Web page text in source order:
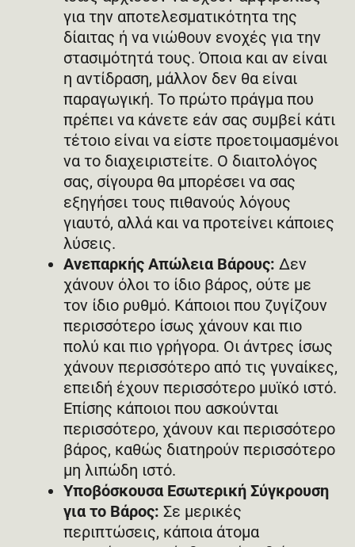
για την αποτελεσματικότητα της
δίαιτας ή να νιώθουν ενοχές για την
στασιμότητά τους. Όποια και αν είναι
η αντίδραση, μάλλον δεν θα είναι
παραγωγική. Το πρώτο πράγμα που
πρέπει να κάνετε εάν σας συμβεί κάτι
τέτοιο είναι να είστε προετοιμασμένοι
να το διαχειριστείτε. Ο διαιτολόγος
σας, σίγουρα θα μπορέσει να σας
εξηγήσει τους πιθανούς λόγους
γιαυτό, αλλά και να προτείνει κάποιες
λύσεις.
Ανεπαρκής Απώλεια Βάρους: Δεν
χάνουν όλοι το ίδιο βάρος, ούτε με
τον ίδιο ρυθμό. Κάποιοι που ζυγίζουν
περισσότερο ίσως χάνουν και πιο
πολύ και πιο γρήγορα. Οι άντρες ίσως
χάνουν περισσότερο από τις γυναίκες,
επειδή έχουν περισσότερο μυϊκό ιστό.
Επίσης κάποιοι που ασκούνται
περισσότερο, χάνουν και περισσότερο
βάρος, καθώς διατηρούν περισσότερο
μη λιπώδη ιστό.
Υποβόσκουσα Εσωτερική Σύγκρουση
για το Βάρος: Σε μερικές
περιπτώσεις, κάποια άτομα